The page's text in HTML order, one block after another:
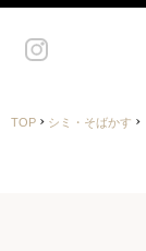
TOP › シミ・そばかす ›